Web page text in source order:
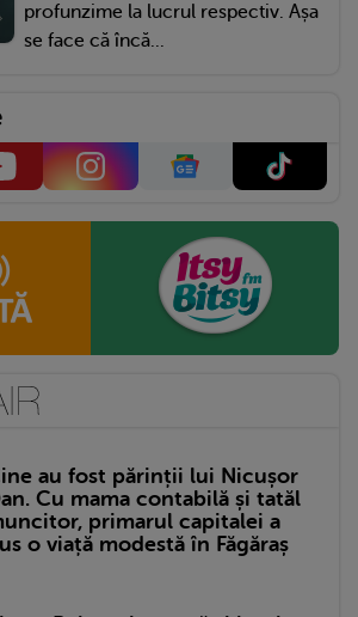
profunzime la lucrul respectiv. Așa
se face că încă...
au fost părinții lui Nicușor
Cu mama contabilă și tatăl
primarul capitalei a
o viață modestă în Făgăraș